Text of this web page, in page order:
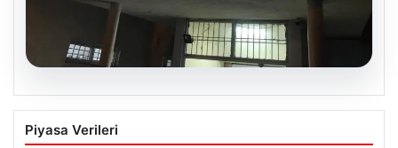
05.08.2026
Mardin’in Derik ilçesinde trajik kaza: 3
yaşındaki Eslem hayatını kaybetti
Piyasa Verileri